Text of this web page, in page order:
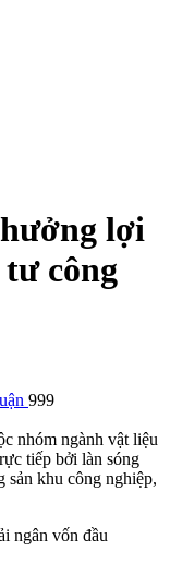
lợi
công
999
nhóm ngành vật liệu
tiếp bởi làn sóng
sản khu công nghiệp,